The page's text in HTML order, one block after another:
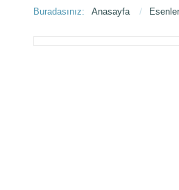
Buradasınız: Anasayfa /